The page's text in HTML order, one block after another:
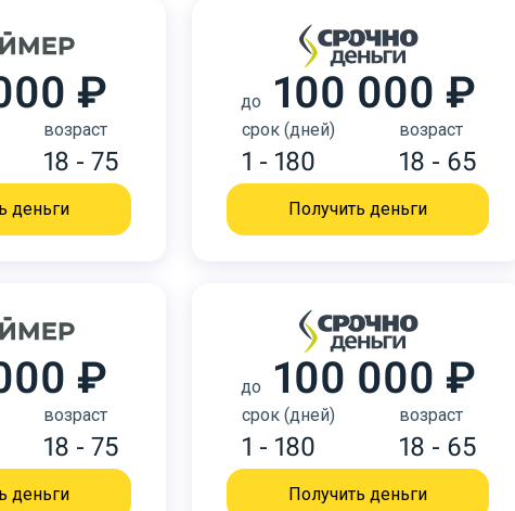
₽
возраст
18 - 75
деньги
до 100 000 ₽
срок (дней)
1 - 180
возраст
18 - 65
Получить деньги
₽
возраст
18 - 75
деньги
до 100 000 ₽
срок (дней)
1 - 180
возраст
18 - 65
Получить деньги